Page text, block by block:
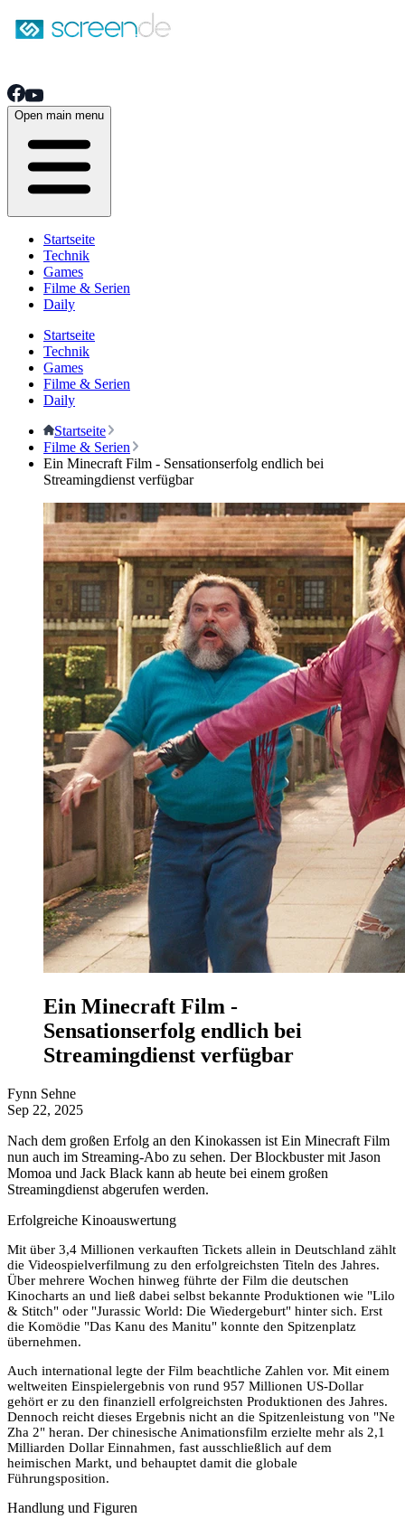
Open main menu
Startseite
Technik
Games
Filme & Serien
Daily
Startseite
Technik
Games
Filme & Serien
Daily
Startseite
Filme & Serien
Ein Minecraft Film - Sensationserfolg endlich bei
Streamingdienst verfügbar
Ein Minecraft Film -
Sensationserfolg endlich bei
Streamingdienst verfügbar
Fynn Sehne
Sep 22, 2025
Nach dem großen Erfolg an den Kinokassen ist Ein Minecraft Film
nun auch im Streaming-Abo zu sehen. Der Blockbuster mit Jason
Momoa und Jack Black kann ab heute bei einem großen
Streamingdienst abgerufen werden.
Erfolgreiche Kinoauswertung
Mit über 3,4 Millionen verkauften Tickets allein in Deutschland zählt
die Videospielverfilmung zu den erfolgreichsten Titeln des Jahres.
Über mehrere Wochen hinweg führte der Film die deutschen
Kinocharts an und ließ dabei selbst bekannte Produktionen wie "Lilo
& Stitch" oder "Jurassic World: Die Wiedergeburt" hinter sich. Erst
die Komödie "Das Kanu des Manitu" konnte den Spitzenplatz
übernehmen.
Auch international legte der Film beachtliche Zahlen vor. Mit einem
weltweiten Einspielergebnis von rund 957 Millionen US-Dollar
gehört er zu den finanziell erfolgreichsten Produktionen des Jahres.
Dennoch reicht dieses Ergebnis nicht an die Spitzenleistung von "Ne
Zha 2" heran. Der chinesische Animationsfilm erzielte mehr als 2,1
Milliarden Dollar Einnahmen, fast ausschließlich auf dem
heimischen Markt, und behauptet damit die globale
Führungsposition.
Handlung und Figuren